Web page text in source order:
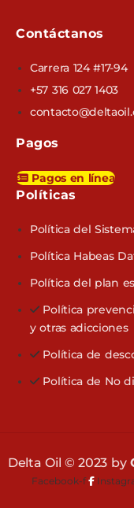
Contáctanos
Carrera 124 #17-94
+57 316 027 1403
Pagos
Pagos en línea
Políticas​
Política del
Política Habeas
Política del plan
Política
y otras adicciones
Política de
Política de No
Delta Oil © 2023 by
Facebook-f